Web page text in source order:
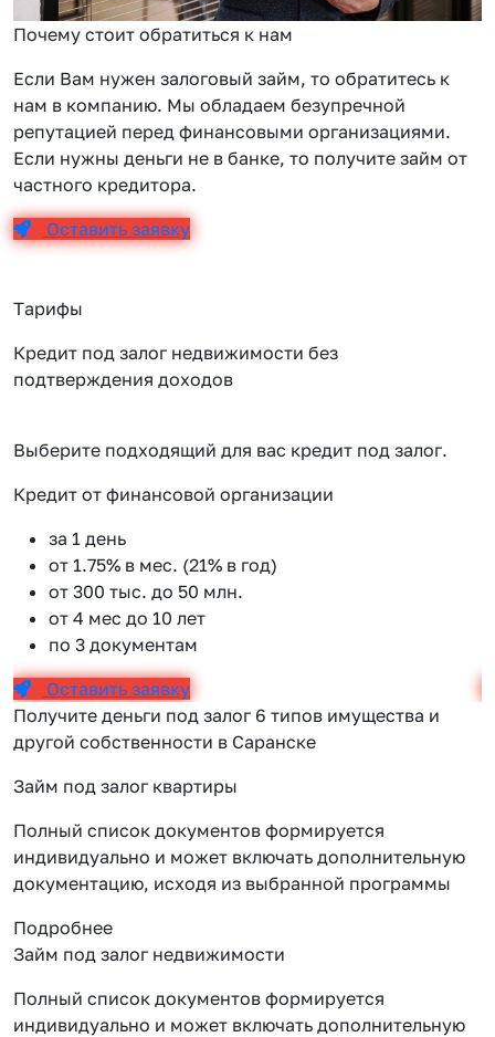
Почему стоит обратиться к нам
Если Вам нужен залоговый займ, то обратитесь к
нам в компанию. Мы обладаем безупречной
репутацией перед финансовыми организациями.
Если нужны деньги не в банке, то получите займ от
частного кредитора.
Оставить заявку
Тарифы
Кредит под залог недвижимости без
подтверждения доходов
Выберите подходящий для вас кредит под залог.
Кредит от финансовой организации
за 1 день
от 1.75% в мес. (21% в год)
от 300 тыс. до 50 млн.
от 4 мес до 10 лет
по 3 документам
Оставить заявку
Получите деньги под залог 6 типов имущества и
другой собственности в Саранске
Займ под залог квартиры
Полный список документов формируется
индивидуально и может включать дополнительную
документацию, исходя из выбранной программы
Подробнее
Займ под залог недвижимости
Полный список документов формируется
индивидуально и может включать дополнительную